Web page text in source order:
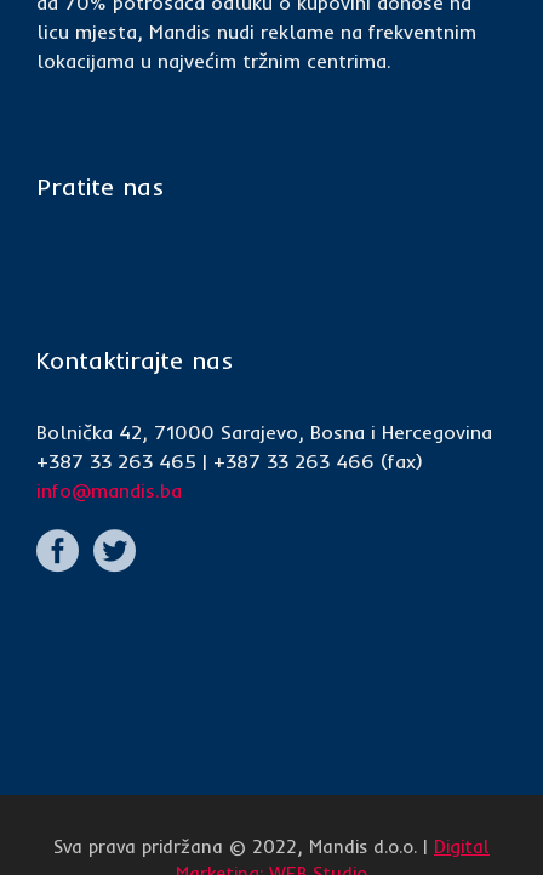
licu mjesta, Mandis nudi reklame na frekventnim
lokacijama u najvećim tržnim centrima.
Pratite nas
Kontaktirajte nas
Bolnička 42, 71000 Sarajevo, Bosna i Hercegovina
+387 33 263 465 | +387 33 263 466 (fax)
info@mandis.ba
Sva prava pridržana © 2022, Mandis d.o.o. | Digital